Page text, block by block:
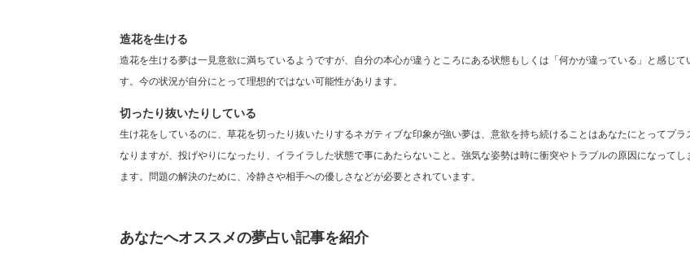
造花を生ける
造花を生ける夢は一見意欲に満ちているようですが、自分の本心が違うところにある状態もしくは「何かが違っている」と感じて
す。今の状況が自分にとって理想的ではない可能性があります。
切ったり抜いたりしている
生け花をしているのに、草花を切ったり抜いたりするネガティブな印象が強い夢は、意欲を持ち続けることはあなたにとってプラ
なりますが、投げやりになったり、イライラした状態で事にあたらないこと。強気な姿勢は時に衝突やトラブルの原因になってし
ます。問題の解決のために、冷静さや相手への優しさなどが必要とされています。
あなたへオススメの夢占い記事を紹介